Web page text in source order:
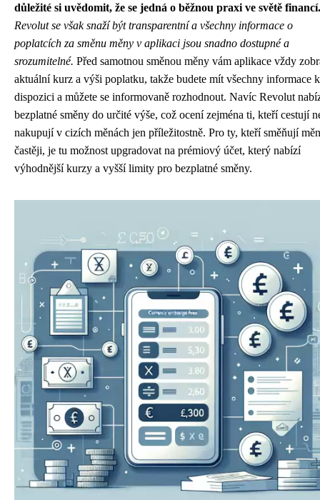
důležité si uvědomit, že se jedná o běžnou praxi ve světě financí.
Revolut se však snaží být transparentní a všechny informace o
poplatcích za směnu měny v aplikaci jsou snadno dostupné a
srozumitelné. Před samotnou směnou měny vám aplikace vždy
aktuální kurz a výši poplatku, takže budete mít všechny informace k
dispozici a můžete se informovaně rozhodnout. Navíc Revolut
bezplatné směny do určité výše, což ocení zejména ti, kteří cestují
nakupují v cizích měnách jen příležitostně. Pro ty, kteří směňují
častěji, je tu možnost upgradovat na prémiový účet, který nabízí
výhodnější kurzy a vyšší limity pro bezplatné směny.